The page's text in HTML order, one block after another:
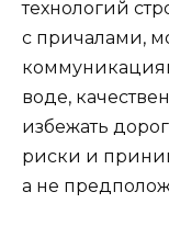
технологий
с причалами,
воде,
избежать
риски и
а не